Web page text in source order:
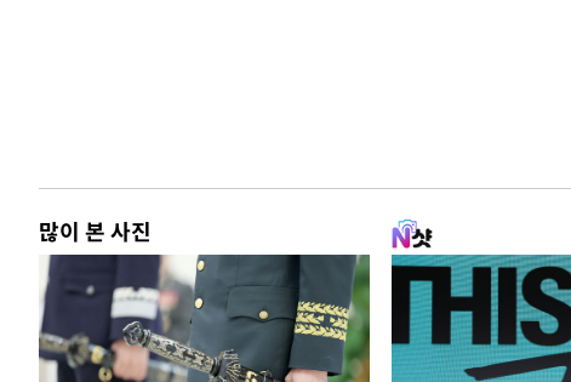
많이 본 사진